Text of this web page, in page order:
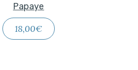
Papaye
18,00€